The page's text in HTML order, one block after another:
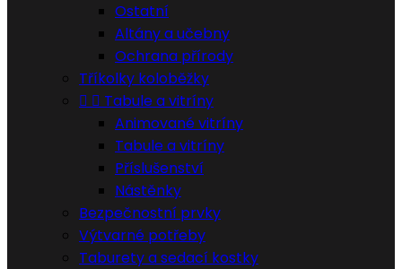
Ostatní
Altány a učebny
Ochrana přírody
Tříkolky koloběžky
  Tabule a vitríny
Animované vitríny
Tabule a vitríny
Příslušenství
Nástěnky
Bezpečnostní prvky
Výtvarné potřeby
Taburety a sedací kostky